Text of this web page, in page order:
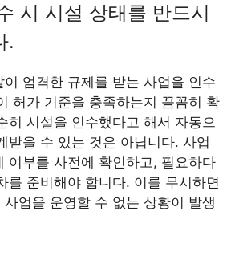
시 시설 상태를 반드시
.
엄격한 규제를 받는 사업을 인수
허가 기준을 충족하는지 꼼꼼히 확
히 시설을 인수했다고 해서 자동으
받을 수 있는 것은 아닙니다. 사업
여부를 사전에 확인하고, 필요하다
를 준비해야 합니다. 이를 무시하면
업을 운영할 수 없는 상황이 발생